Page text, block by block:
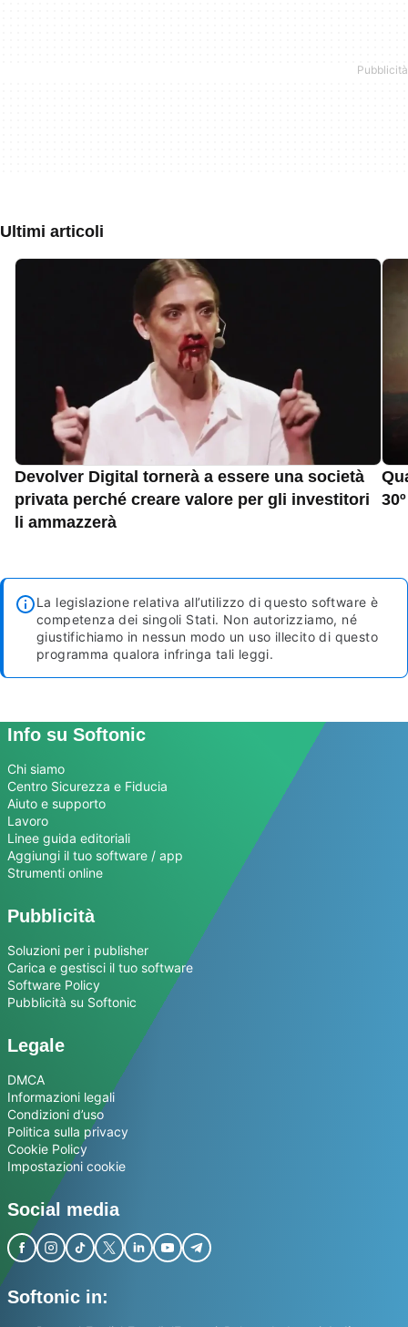
Ultimi articoli
Devolver Digital tornerà a essere una società
privata perché creare valore per gli investitori
li ammazzerà
La legislazione relativa all’utilizzo di questo software è
competenza dei singoli Stati. Non autorizziamo, né
giustifichiamo in nessun modo un uso illecito di questo
programma qualora infringa tali leggi.
Info su Softonic
Chi siamo
Centro Sicurezza e Fiducia
Aiuto e supporto
Lavoro
Linee guida editoriali
Aggiungi il tuo software / app
Strumenti online
Pubblicità
Soluzioni per i publisher
Carica e gestisci il tuo software
Software Policy
Pubblicità su Softonic
Legale
DMCA
Informazioni legali
Condizioni d’uso
Politica sulla privacy
Cookie Policy
Impostazioni cookie
Social media
Softonic in: